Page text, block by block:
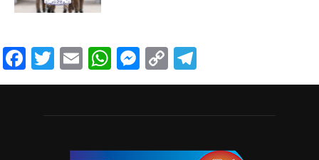
Facebook
Twitter
EmailWhatsApp
Messenger
Copy
Link